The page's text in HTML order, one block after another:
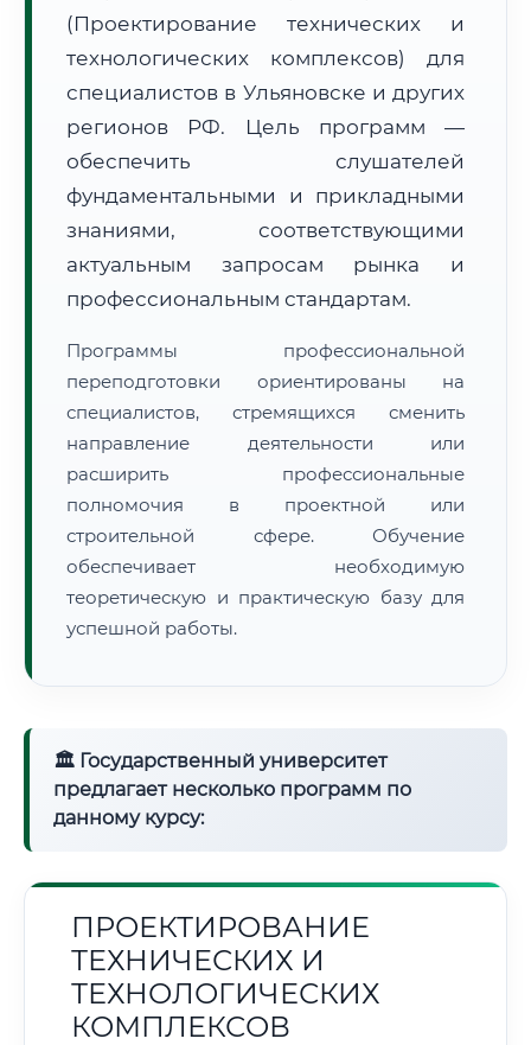
Расчет логистики оригиналов:
• Маршрут транзита:
• Экспресс-доставка СДЭК / Почтой:3–5 рабочих дней
📜 Документы и аккредитация ФИС ФРДО
(Проектирование технических и
технологических комплексов) для
специалистов в Ульяновске и других
регионов РФ. Цель программ —
обеспечить слушателей
фундаментальными и прикладными
знаниями, соответствующими
актуальным запросам рынка и
профессиональным стандартам.
Программы профессиональной
переподготовки ориентированы на
специалистов, стремящихся сменить
направление деятельности или
расширить профессиональные
полномочия в проектной или
строительной сфере. Обучение
обеспечивает необходимую
теоретическую и практическую базу для
успешной работы.
🏛 Государственный университет
предлагает несколько программ по
данному курсу:
ПРОЕКТИРОВАНИЕ
ТЕХНИЧЕСКИХ И
ТЕХНОЛОГИЧЕСКИХ
КОМПЛЕКСОВ